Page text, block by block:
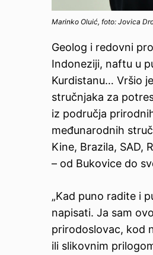
Marinko Oluić, foto: Jovica
Geolog i redovni
Indoneziji, naftu u
Kurdistanu… Vršio
stručnjaka za
iz područja
međunarodnih
Kine, Brazila, SAD,
– od Bukovice do
„Kad puno radite i
napisati. Ja sam
prirodoslovac, kod
ili slikovnim